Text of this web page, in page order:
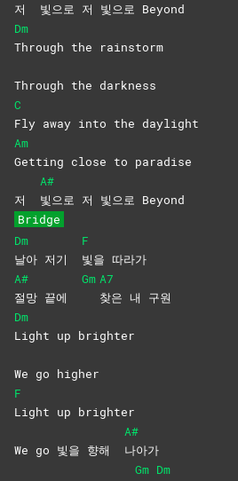
저 빛으로 저 빛으로 Beyond
Dm
Through the rainstorm
Through the darkness
C
Fly away into the daylight
Am
Getting close to paradise
저
A#
빛으로 저 빛으로 Beyond
Bridge
Dm
날아 저기
F
빛을 따라가
A#
절망 끝에
Gm A7
찾은 내 구원
Dm
Light up brighter
We go higher
F
Light up brighter
We go 빛을 향해
A#
나아가
Gm Dm